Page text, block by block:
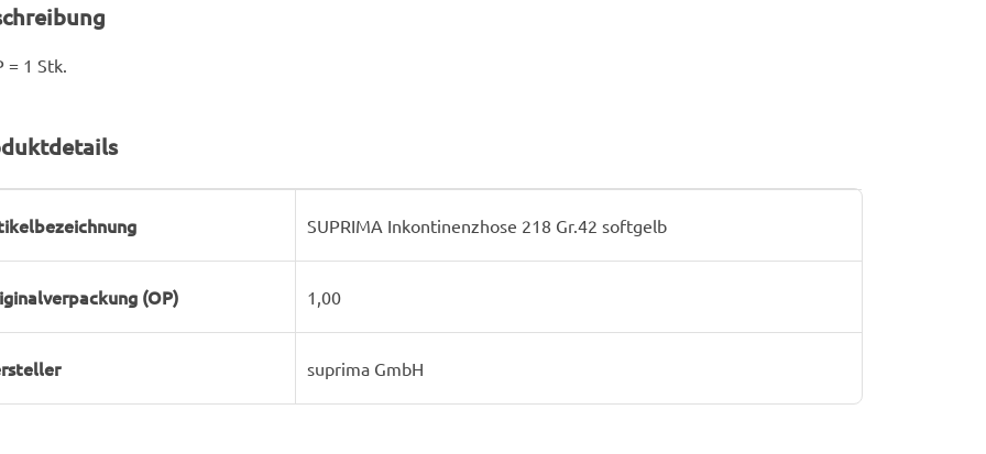
= 1 Stk.
SUPRIMA Inkontinenzhose 218 Gr.42 softgelb
(OP) 1,00
suprima GmbH